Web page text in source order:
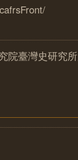
院臺灣史研究